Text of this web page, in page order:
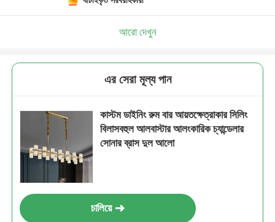
আরো দেখুন
এর সেরা মূল্য পান
কাস্টম ডাইনিং রুম বার আয়তক্ষেত্রাকার সিলিং
বিলাসবহুল আলবাস্টার আলংকারিক চ্যান্ডেলার
সোনার ব্রাস দুল আলো
চালিয়ে